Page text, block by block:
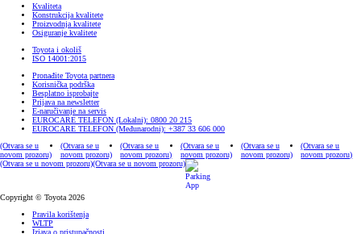
Kvaliteta
Konstrukcija kvalitete
Proizvodnja kvalitete
Osiguranje kvalitete
Toyota i okoliš
ISO 14001:2015
Pronađite Toyota partnera
Korisnička podrška
Besplatno isprobajte
Prijava na newsletter
E-naručivanje na servis
EUROCARE TELEFON (Lokalni): 0800 20 215
EUROCARE TELEFON (Međunarodni): +387 33 606 000
(Otvara se u
novom prozoru)
(Otvara se u
novom prozoru)
(Otvara se u
novom prozoru)
(Otvara se u
novom prozoru)
(Otvara se u
novom prozoru)
(Otvara se u
novom prozoru)
(Otvara se u novom prozoru)(Otvara se u novom prozoru)
Copyright © Toyota 2026
Pravila korištenja
WLTP
Izjava o pristupačnosti